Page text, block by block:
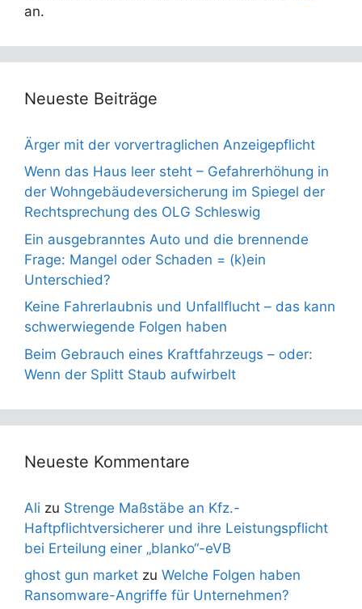
an.
Neueste Beiträge
Ärger mit der vorvertraglichen Anzeigepflicht
Wenn das Haus leer steht – Gefahrerhöhung in
der Wohngebäudeversicherung im Spiegel der
Rechtsprechung des OLG Schleswig
Ein ausgebranntes Auto und die brennende
Frage: Mangel oder Schaden = (k)ein
Unterschied?
Keine Fahrerlaubnis und Unfallflucht – das kann
schwerwiegende Folgen haben
Beim Gebrauch eines Kraftfahrzeugs – oder:
Wenn der Splitt Staub aufwirbelt
Neueste Kommentare
Ali zu Strenge Maßstäbe an Kfz.-
Haftpflichtversicherer und ihre Leistungspflicht
bei Erteilung einer „blanko“-eVB
ghost gun market zu Welche Folgen haben
Ransomware-Angriffe für Unternehmen?